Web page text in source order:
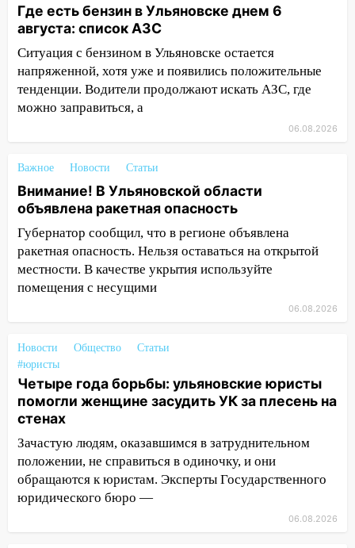
07:18 В Ульяновск идет
тридцатиградусная жара: какая будет
погода в четверг
06:00 Четыре года борьбы: ульяновские
юристы помогли женщине засудить УК
за плесень на стенах
прибыль, а кому — испытания на
прочность
05.08.2026
22:58 Соцсети: на проспекте Тюленева
ДТП с мотоциклистом
20:22 Мошенники обманули 92-летнюю
жительницу Ульяновской области
подвез троих незнакомцев на трассе и
заработал уголовное дело
18:14 Прогноз погоды на 6 августа в
Ульяновской области
экстрим: в Ульяновске пройдет
большой фестиваль «Наше время»
17:30 Где есть бензин в Ульяновске 5
августа после рабочего дня: список АЗС
Где есть бензин в Ульяновске днем 6
августа: список АЗС
Ситуация с бензином в Ульяновске остается
напряженной, хотя уже и появились положительные
тенденции. Водители продолжают искать АЗС, где
можно заправиться, а
06.08.2026
Важное Новости Статьи
Внимание! В Ульяновской области
объявлена ракетная опасность
Губернатор сообщил, что в регионе объявлена
ракетная опасность. Нельзя оставаться на открытой
местности. В качестве укрытия используйте
помещения с несущими
06.08.2026
Новости Общество
Статьи
#юристы
Четыре года борьбы: ульяновские юристы
помогли женщине засудить УК за плесень на
стенах
Зачастую людям, оказавшимся в затруднительном
положении, не справиться в одиночку, и они
обращаются к юристам. Эксперты Государственного
юридического бюро —
06.08.2026